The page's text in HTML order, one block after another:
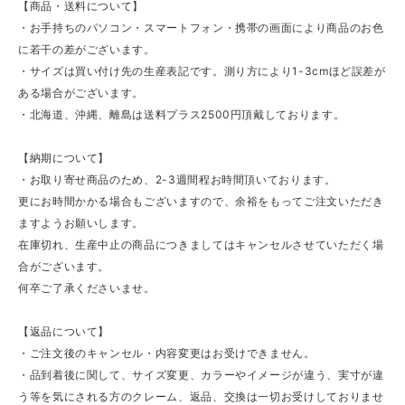
【商品・送料について】
・お手持ちのパソコン・スマートフォン・携帯の画面により商品のお色
に若干の差がございます。
・サイズは買い付け先の生産表記です。測り方により1-3cmほど誤差が
ある場合がございます。
・北海道、沖縄、離島は送料プラス2500円頂戴しております。
【納期について】
・お取り寄せ商品のため、2-3週間程お時間頂いております。
更にお時間かかる場合もございますので、余裕をもってご注文いただき
ますようお願いします。
在庫切れ、生産中止の商品につきましてはキャンセルさせていただく場
合がございます。
何卒ご了承くださいませ。
【返品について】
・ご注文後のキャンセル・内容変更はお受けできません。
・品到着後に関して、サイズ変更、カラーやイメージが違う、実寸が違
う等を気にされる方のクレーム、返品、交換は一切お受けしておりませ